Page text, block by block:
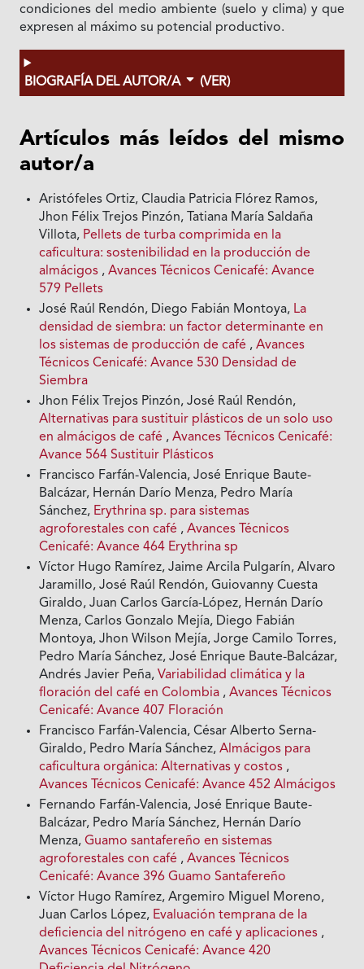
condiciones del medio ambiente (suelo y clima) y que
expresen al máximo su potencial productivo.
BIOGRAFÍA DEL AUTOR/A (VER)
Artículos más leídos del mismo
autor/a
Aristófeles Ortiz, Claudia Patricia Flórez Ramos,
Jhon Félix Trejos Pinzón, Tatiana María Saldaña
Villota, Pellets de turba comprimida en la
caficultura: sostenibilidad en la producción de
almácigos ,Avances Técnicos Cenicafé: Avance
579 Pellets
José Raúl Rendón, Diego Fabián Montoya, La
densidad de siembra: un factor determinante en
los sistemas de producción de café ,Avances
Técnicos Cenicafé: Avance 530 Densidad de
Siembra
Jhon Félix Trejos Pinzón, José Raúl Rendón,
Alternativas para sustituir plásticos de un solo uso
en almácigos de café ,Avances Técnicos Cenicafé:
Avance 564 Sustituir Plásticos
Francisco Farfán-Valencia, José Enrique Baute-
Balcázar, Hernán Darío Menza, Pedro María
Sánchez, Erythrina sp. para sistemas
agroforestales con café ,Avances Técnicos
Cenicafé: Avance 464 Erythrina sp
Víctor Hugo Ramírez, Jaime Arcila Pulgarín, Alvaro
Jaramillo, José Raúl Rendón, Guiovanny Cuesta
Giraldo, Juan Carlos García-López, Hernán Darío
Menza, Carlos Gonzalo Mejía, Diego Fabián
Montoya, Jhon Wilson Mejía, Jorge Camilo Torres,
Pedro María Sánchez, José Enrique Baute-Balcázar,
Andrés Javier Peña,Variabilidad climática y la
floración del café en Colombia ,Avances Técnicos
Cenicafé: Avance 407 Floración
Francisco Farfán-Valencia, César Alberto Serna-
Giraldo, Pedro María Sánchez,Almácigos para
caficultura orgánica: Alternativas y costos ,
Avances Técnicos Cenicafé: Avance 452 Almácigos
Fernando Farfán-Valencia, José Enrique Baute-
Balcázar, Pedro María Sánchez, Hernán Darío
Menza,Guamo santafereño en sistemas
agroforestales con café ,Avances Técnicos
Cenicafé: Avance 396 Guamo Santafereño
Víctor Hugo Ramírez, Argemiro Miguel Moreno,
Juan Carlos López, Evaluación temprana de la
deficiencia del nitrógeno en café y aplicaciones ,
Avances Técnicos Cenicafé: Avance 420